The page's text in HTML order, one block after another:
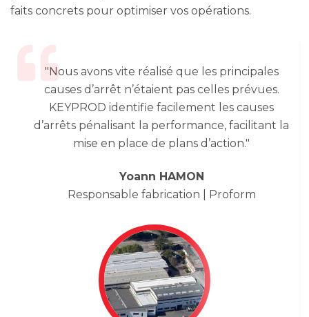
faits concrets pour optimiser vos opérations.
"Nous avons vite réalisé que les principales
causes d’arrêt n’étaient pas celles prévues.
KEYPROD identifie facilement les causes
d’arrêts pénalisant la performance, facilitant la
mise en place de plans d’action."
Yoann HAMON
Responsable fabrication | Proform